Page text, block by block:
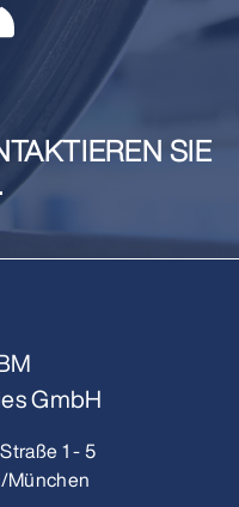
SIE
GmbH
1 - 5
München